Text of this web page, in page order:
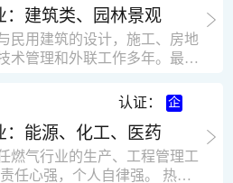
莞市花润雪花啤酒厂二期扩建
程有钢结构工业厂房2栋，每
米。东莞市新世纪花苑，该工
层。2栋总面积32000平方米，
南奥园金州商业步行街等工
工作经验积累，使自己能适应
多种工作岗位。
法律业务。王律师有多篇学术
级会议和刊物上发表。数十年
中，王律师经办了数百起诉讼
件，取得了较好的经济效益和
工作作风；法律第一和当事人
一，忠诚和敬业是王福营律师
求。
：建筑类、园林景观
民用建筑的设计，施工、房地
术管理和外联工作多年。最大
基础理论和专业技术知识功底
练从事复杂技术工程的设计与
有丰富的大中型工程项目的施
。知识广博，设计、施工、予
评估等都有较深造诣。曾独立
认证：
：能源、化工、医药
燃气行业的生产、工程管理工
任心强，个人自律强。 热爱